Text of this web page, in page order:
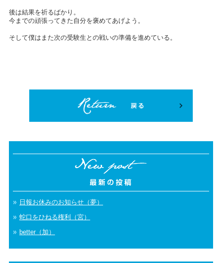
後は結果を祈るばかり。
今までの頑張ってきた自分を褒めてあげよう。
そして僕はまた次の受験生との戦いの準備を進めている。
日報お休みのお知らせ（夢）
蛇口をひねる権利（宮）
better（加）